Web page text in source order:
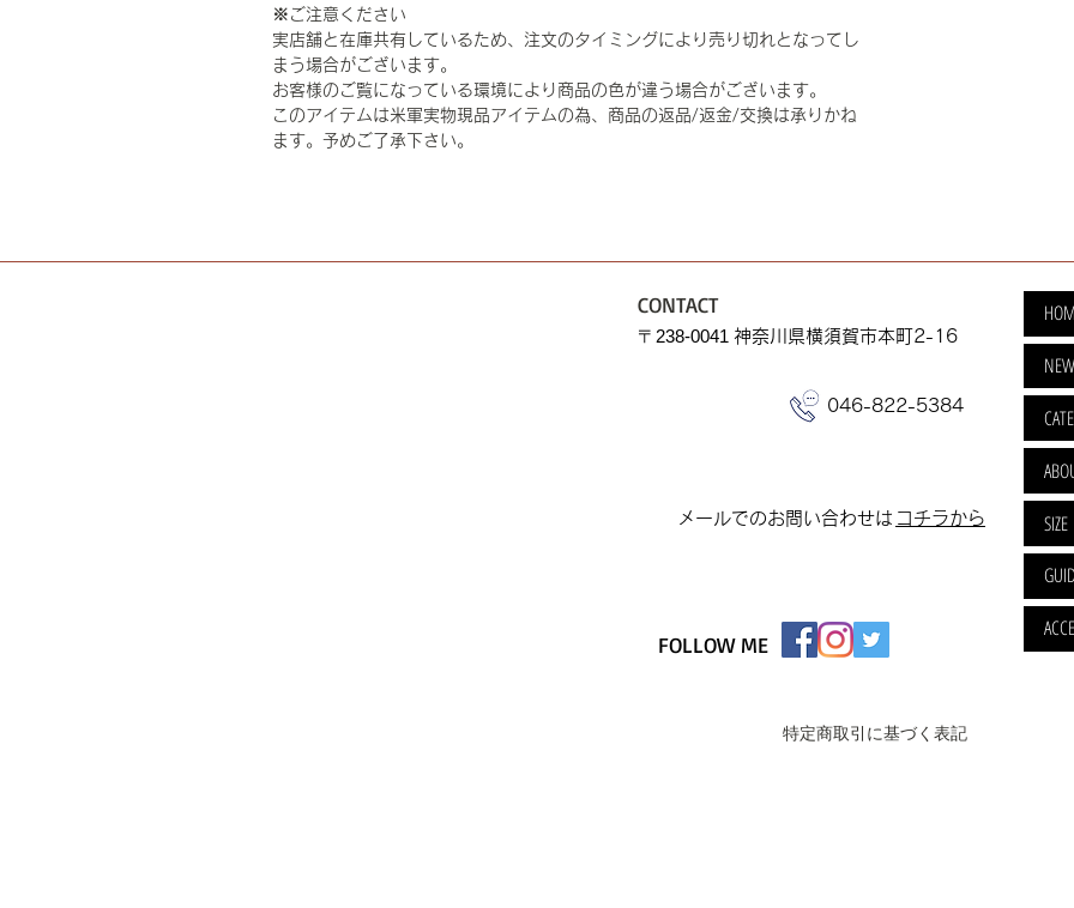
※ご注意ください
実店舗と在庫共有しているため、注文のタイミングにより売り切れとなってし
まう場合がございます。
お客様のご覧になっている環境により商品の色が違う場合がございます。
このアイテムは米軍実物現品アイテムの為、商品の返品/返金/交換は承りかね
ます。予めご了承下さい。
​メールでのお問い合わせは ​コチラから
046-822-5384
SIZE
CONTACT
​〒238-0041 神奈川県横須賀市本町2-16
FOLLOW ME
特定商取引に基づく表記